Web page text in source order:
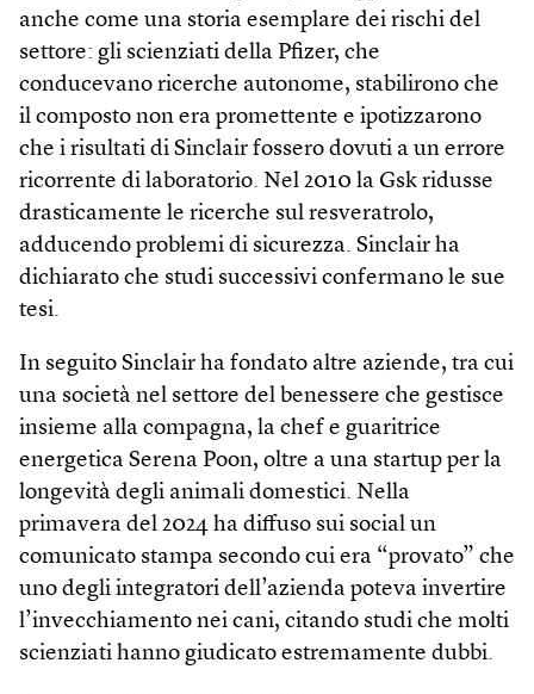
anche come una storia esemplare dei rischi del
settore: gli scienziati della Pfizer, che
conducevano ricerche autonome, stabilirono che
il composto non era promettente e ipotizzarono
che i risultati di Sinclair fossero dovuti a un errore
ricorrente di laboratorio. Nel 2010 la Gsk ridusse
drasticamente le ricerche sul resveratrolo,
adducendo problemi di sicurezza. Sinclair ha
dichiarato che studi successivi confermano le sue
tesi.
In seguito Sinclair ha fondato altre aziende, tra cui
una società nel settore del benessere che gestisce
insieme alla compagna, la chef e guaritrice
energetica Serena Poon, oltre a una startup per la
longevità degli animali domestici. Nella
primavera del 2024 ha diffuso sui social un
comunicato stampa secondo cui era “provato” che
uno degli integratori dell’azienda poteva invertire
l’invecchiamento nei cani, citando studi che molti
scienziati hanno giudicato estremamente dubbi.